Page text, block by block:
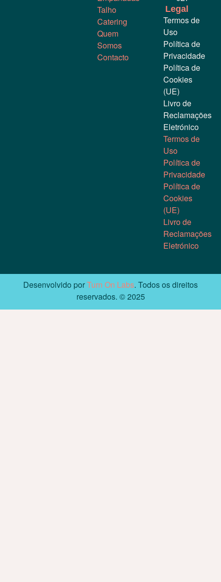
Talho
Catering
Quem
Somos
Contacto
Legal
Termos de
Uso
Política de
Privacidade
Política de
Cookies
(UE)
Livro de
Reclamações
Eletrónico
Termos de
Uso
Política de
Privacidade
Política de
Cookies
(UE)
Livro de
Reclamações
Eletrónico
Desenvolvido porTurn On Labs. Todos os direitos
reservados. © 2025